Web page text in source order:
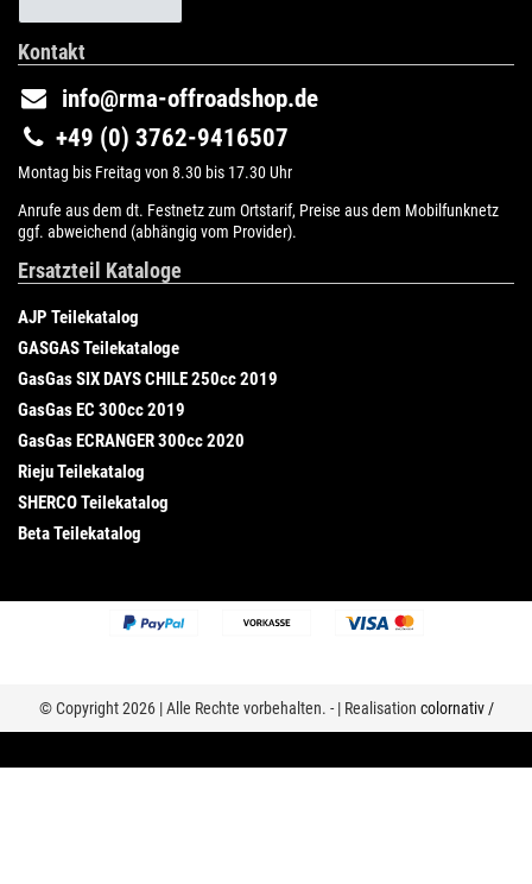
Kontakt
info@rma-offroadshop.de
+49 (0) 3762-9416507
Montag bis Freitag von 8.30 bis 17.30 Uhr
Anrufe aus dem dt. Festnetz zum Ortstarif, Preise aus dem Mobilfunknetz
ggf. abweichend (abhängig vom Provider).
Ersatzteil Kataloge
AJP Teilekatalog
GASGAS Teilekataloge
GasGas SIX DAYS CHILE 250cc 2019
GasGas EC 300cc 2019
GasGas ECRANGER 300cc 2020
Rieju Teilekatalog
SHERCO Teilekatalog
Beta Teilekatalog
© Copyright 2026 | Alle Rechte vorbehalten. - | Realisation colornativ /